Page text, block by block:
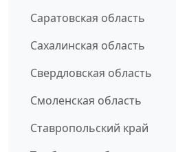
Саратовская область
Сахалинская область
Свердловская область
Смоленская область
Ставропольский край